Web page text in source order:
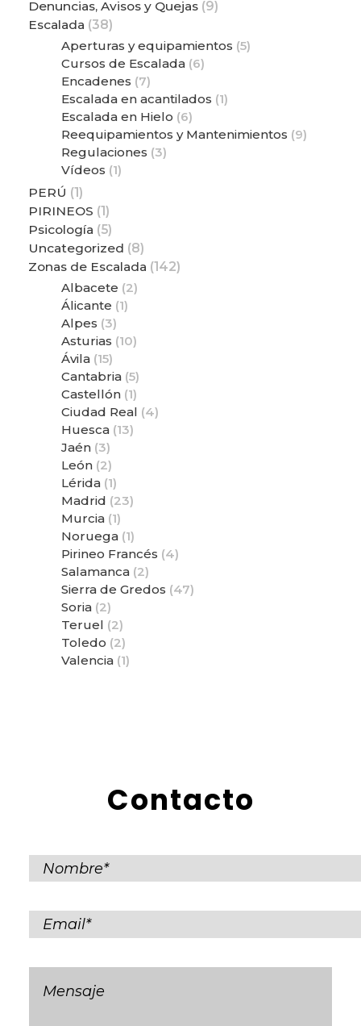
Denuncias, Avisos y Quejas (9)
Escalada (38)
Aperturas y equipamientos (5)
Cursos de Escalada(6)
Encadenes (7)
Escalada en acantilados (1)
Escalada en Hielo (6)
Reequipamientos y Mantenimientos (9)
Regulaciones (3)
Vídeos (1)
PERÚ (1)
PIRINEOS (1)
Psicología (5)
Uncategorized (8)
Zonas de Escalada (142)
Albacete (2)
Álicante (1)
Alpes (3)
Asturias (10)
Ávila(15)
Cantabria(5)
Castellón(1)
Ciudad Real (4)
Huesca(13)
Jaén(3)
León(2)
Lérida(1)
Madrid (23)
Murcia(1)
Noruega(1)
Pirineo Francés (4)
Salamanca(2)
Sierra de Gredos (47)
Soria(2)
Teruel (2)
Toledo (2)
Valencia(1)
Contacto